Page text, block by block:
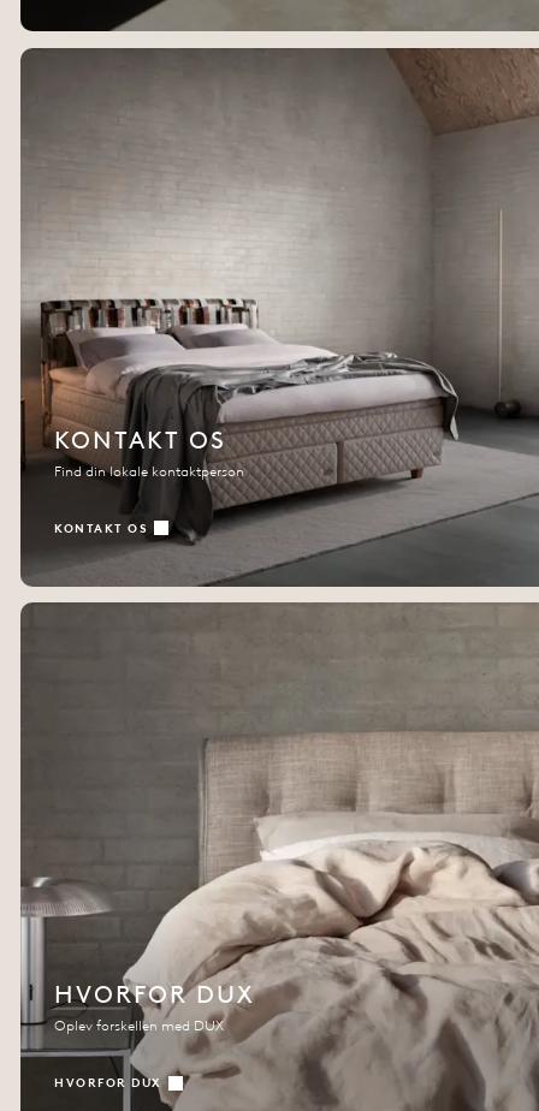
KONTAKT OS
Find din lokale kontaktperson
KONTAKT OS
HVORFOR DUX
Oplev forskellen med DUX
HVORFOR DUX